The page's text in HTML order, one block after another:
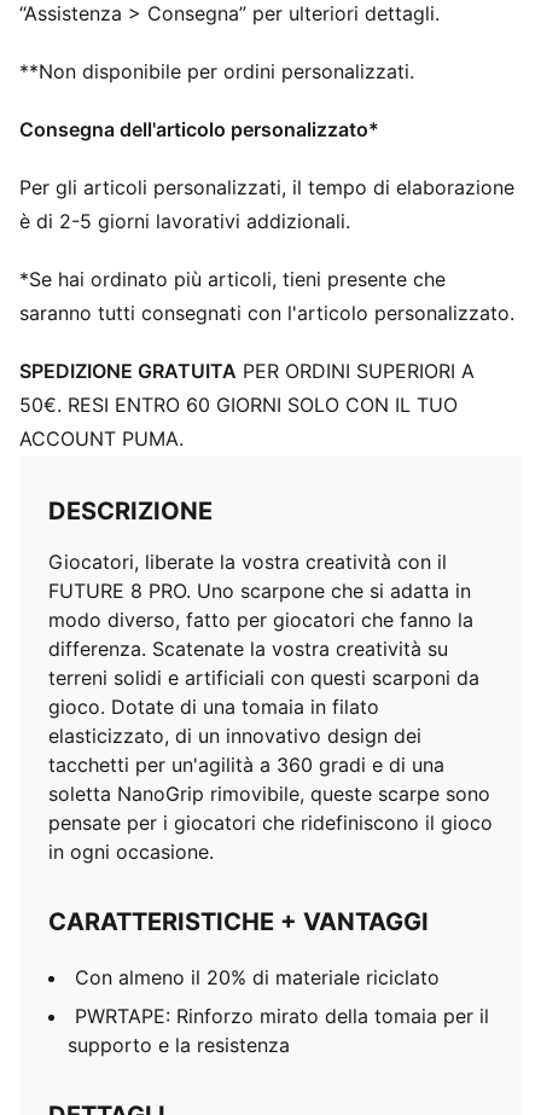
Design, orientamento e posizionamento innovativi dei
tacchetti per rotazioni rapide e agilità a 360 gradi sia
su terreni compatti che su erba artificiale
FG/AG: adatte a superfici naturali dure e terreni in
erba sintetica (4G)
Calzata da regolare ad ampia
“Assistenza > Consegna” per ulteriori dettagli.
**Non disponibile per ordini personalizzati.
Consegna dell'articolo personalizzato*
Per gli articoli personalizzati, il tempo di elaborazione
è di 2-5 giorni lavorativi addizionali.
*Se hai ordinato più articoli, tieni presente che
saranno tutti consegnati con l'articolo personalizzato.
SPEDIZIONE GRATUITA PER ORDINI SUPERIORI A
50€. RESI ENTRO 60 GIORNI SOLO CON IL TUO
ACCOUNT PUMA.
DESCRIZIONE
Giocatori, liberate la vostra creatività con il
FUTURE 8 PRO. Uno scarpone che si adatta in
modo diverso, fatto per giocatori che fanno la
differenza. Scatenate la vostra creatività su
terreni solidi e artificiali con questi scarponi da
gioco. Dotate di una tomaia in filato
elasticizzato, di un innovativo design dei
tacchetti per un'agilità a 360 gradi e di una
soletta NanoGrip rimovibile, queste scarpe sono
pensate per i giocatori che ridefiniscono il gioco
in ogni occasione.
CARATTERISTICHE + VANTAGGI
Con almeno il 20% di materiale riciclato
PWRTAPE: Rinforzo mirato della tomaia per il
supporto e la resistenza